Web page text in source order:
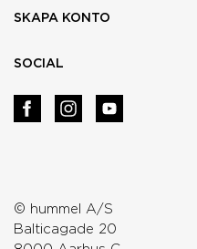
© hummel A/S
Balticagade 20
SKAPA KONTO
SOCIAL